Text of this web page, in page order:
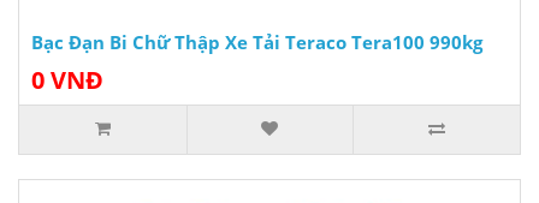
Bạc Đạn Bi Chữ Thập Xe Tải Teraco Tera100 990kg
0 VNĐ